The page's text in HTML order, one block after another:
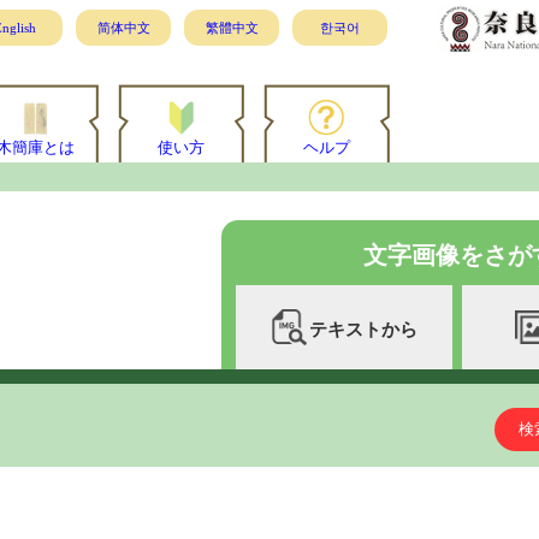
简体中文 繁體中文 한국어
簡庫とは 使い方 ヘルプ
文字画像をさが
テキストから
検